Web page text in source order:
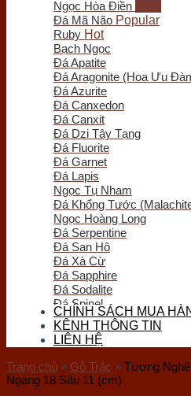
Nụ - Nhang - Tinh Dầu
Lư Xông Trầm
Sản phẩm khác
Chum Phú Quý
Lục Bình Gỗ
Quà Tặng Trang Trí
Tranh Gỗ
Tiểu Cảnh Gỗ
Bình Hoa Gỗ
Khay Trà Gỗ
Đồng Hồ Gỗ
Đĩa Gỗ Trang Trí
Nội Thất Gỗ
Phôi - Lũa Gỗ
Đồng Phong Thủy
Ngọc Hòa Điền
Đá Mã Não
Ruby
Bạch Ngọc
Đá Apatite
Đá Aragonite (Hoa Ưu
Đá Azurite
Đá Canxedon
Đá Canxit
Đá Dzi Tây Tạng
Đá Fluorite
Đá Garnet
Đá Lapis
Ngọc Tụ Nham
Đá Khổng Tước
Ngọc Hoàng Long
Đá Serpentine
Đá San Hô
Đá Xà Cừ
Đá Sapphire
Đá Sodalite
Đá Spinel
Đá Thọ Sơn
Đá Tourmaline
Đá Vàng Găm (Pyrite)
Đá Nham Thạch
Gỗ Hóa Thạch
Ốc Hóa Thạch
CHÍNH SÁCH MUA
KÊNH THÔNG TIN
LIÊN HỆ
Trang chủ » Gỗ Trắc » Tượng
Ngang 18 Sâu 11 (cm)